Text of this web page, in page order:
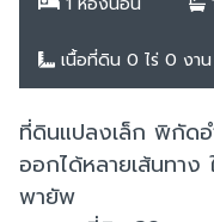
เนื้อที่ดิน 0 ไร่ 0 งา
ที่ดินแปลงเล็ก พิกัดอ
ออกได้หลายเส้นทาง
พายัพ